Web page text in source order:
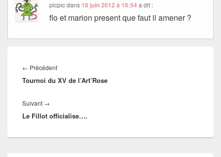
picpicdans 18 juin 2012 à 16:54 a dit :
flo et marion present que faut il amener ?
de
l’article
← PrécédentArticle
précédent :
Tournoi du XV de l’Art’Rose
Suivant →
suivant :
Le Fillot officialise….